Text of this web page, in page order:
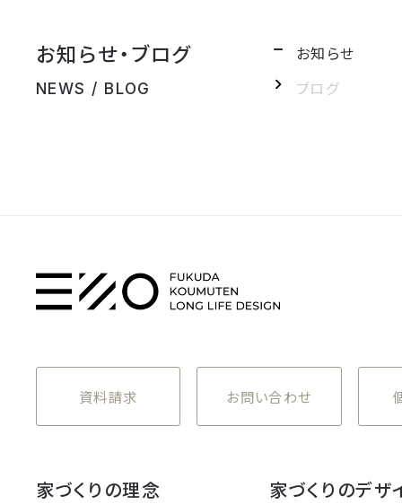
お知らせ・ブログ
NEWS / BLOG
お知らせ
ブログ
資料請求 お問い合わせ
家づくりの理念 家づくりのデザ